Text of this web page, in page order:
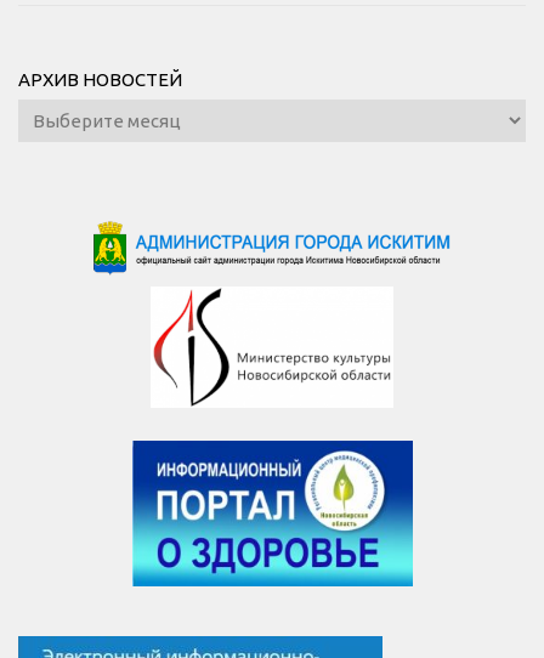
АРХИВ НОВОСТЕЙ
Архив
новостей